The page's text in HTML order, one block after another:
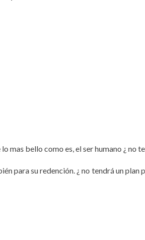
bello como es, el ser humano ¿ no
para su redención. ¿ no tendrá un